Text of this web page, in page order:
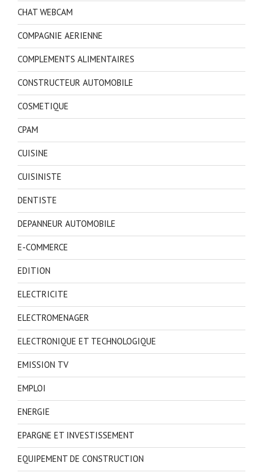
CHAT WEBCAM
COMPAGNIE AERIENNE
COMPLEMENTS ALIMENTAIRES
CONSTRUCTEUR AUTOMOBILE
COSMETIQUE
CPAM
CUISINE
CUISINISTE
DENTISTE
DEPANNEUR AUTOMOBILE
E-COMMERCE
EDITION
ELECTRICITE
ELECTROMENAGER
ELECTRONIQUE ET TECHNOLOGIQUE
EMISSION TV
EMPLOI
ENERGIE
EPARGNE ET INVESTISSEMENT
EQUIPEMENT DE CONSTRUCTION